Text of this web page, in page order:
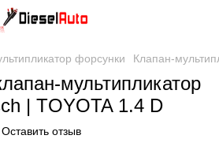
форсунки Клапан-
мультипликатор
| TOYOTA 1.4 D
Оставить отзыв